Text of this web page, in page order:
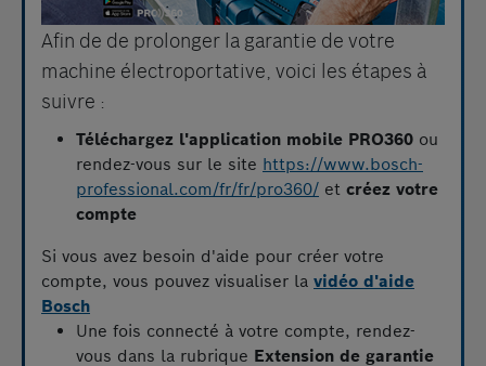
Afin de de prolonger la garantie de votre
machine électroportative, voici les étapes à
suivre :
Téléchargez l'application mobile PRO360 ou
rendez-vous sur le site https://www.bosch-
professional.com/fr/fr/pro360/ et créez votre
compte
Si vous avez besoin d'aide pour créer votre
compte, vous pouvez visualiser la vidéo d'aide
Bosch
Une fois connecté à votre compte, rendez-
vous dans la rubrique Extension de garantie